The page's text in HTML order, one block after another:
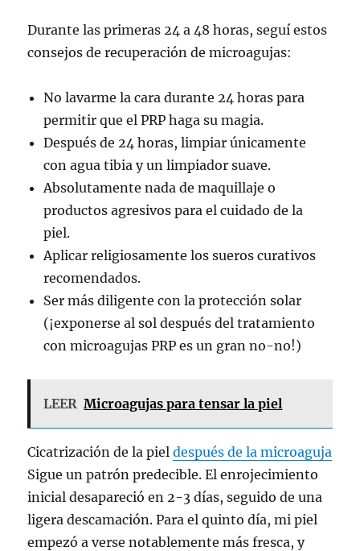
Durante las primeras 24 a 48 horas, seguí estos
consejos de recuperación de microagujas:
No lavarme la cara durante 24 horas para
permitir que el PRP haga su magia.
Después de 24 horas, limpiar únicamente
con agua tibia y un limpiador suave.
Absolutamente nada de maquillaje o
productos agresivos para el cuidado de la
piel.
Aplicar religiosamente los sueros curativos
recomendados.
Ser más diligente con la protección solar
(¡exponerse al sol después del tratamiento
con microagujas PRP es un gran no-no!)
LEER Microagujas para tensar la piel
Cicatrización de la pieldespués de la microaguja
Sigue un patrón predecible. El enrojecimiento
inicial desapareció en 2-3 días, seguido de una
ligera descamación. Para el quinto día, mi piel
empezó a verse notablemente más fresca, y